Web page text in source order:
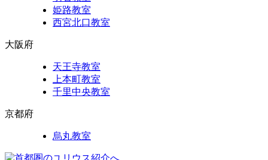
姫路教室
西宮北口教室
大阪府
天王寺教室
上本町教室
千里中央教室
京都府
烏丸教室